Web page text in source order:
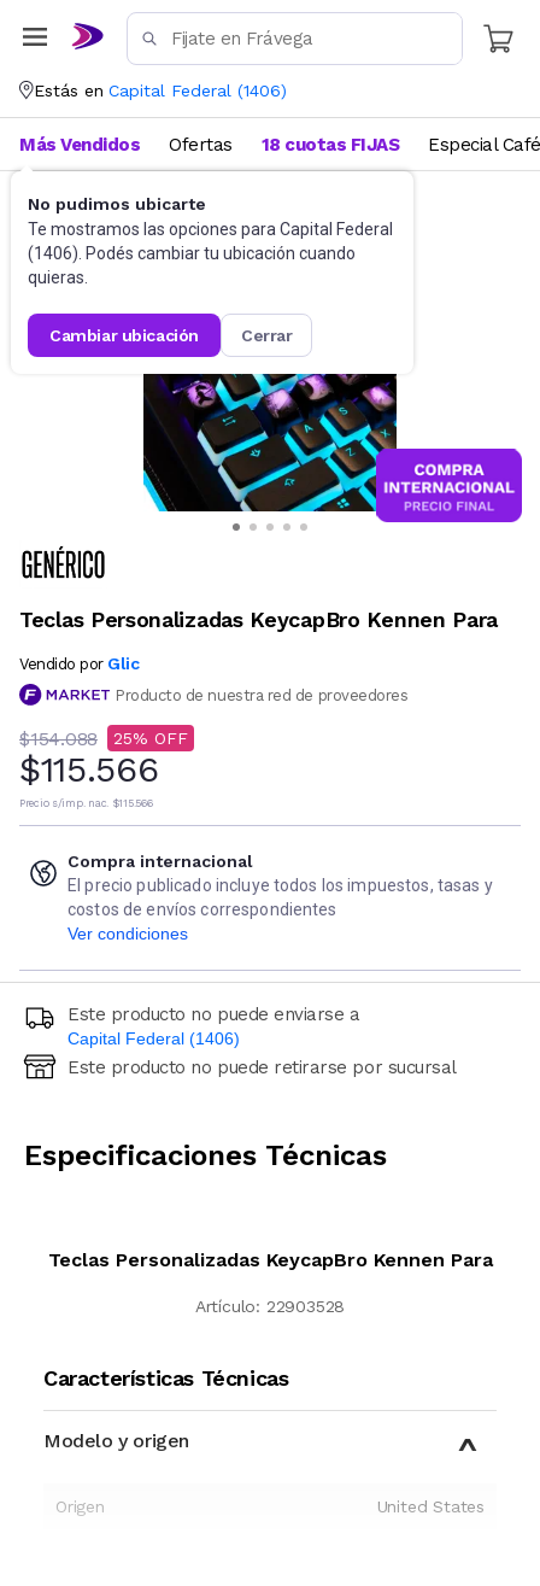
Estás en Capital Federal (1406)
No pudimos ubicarte
Te mostramos las opciones para Capital Federal
(1406). Podés cambiar tu ubicación cuando
quieras.
cambiar ubicación cerrar
Más Vendidos Ofertas 18 cuotas FIJAS Especial Café
Videojuegos Accesorios
Teclas Personalizadas KeycapBro Kennen Para
Vendido por Glic
Producto de nuestra red de proveedores
$154.088 25
$115.566
Precio s/imp. nac. $115.566
Compra internacional
El precio publicado incluye todos los impuestos, tasas y
costos de envíos correspondientes
Ver condiciones
Este producto no puede enviarse a
Capital Federal (1406)
Ingresá código postal (sólo números)
Este producto no puede retirarse por sucursal
Especificaciones Técnicas
Teclas Personalizadas KeycapBro Kennen Para
Artículo: 22903528
Características Técnicas
Modelo y origen
Origen United States